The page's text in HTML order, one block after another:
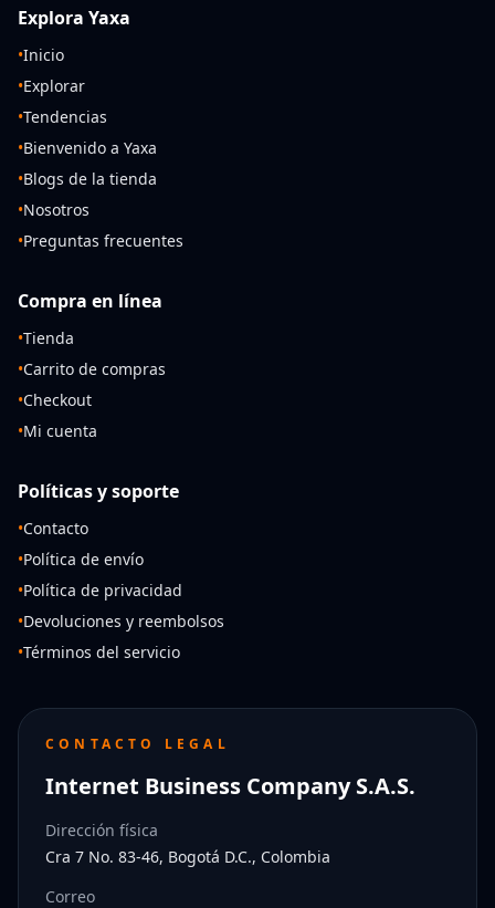
Explora Yaxa
•Inicio
•Explorar
•Tendencias
•Bienvenido a Yaxa
•Blogs de la tienda
•Nosotros
•Preguntas frecuentes
Compra en línea
•Tienda
•Carrito de compras
•Checkout
•Mi cuenta
Políticas y soporte
•Contacto
•Política de envío
•Política de privacidad
•Devoluciones y reembolsos
•Términos del servicio
CONTACTO LEGAL
Internet Business Company S.A.S.
Dirección física
Cra 7 No. 83-46, Bogotá D.C., Colombia
Correo